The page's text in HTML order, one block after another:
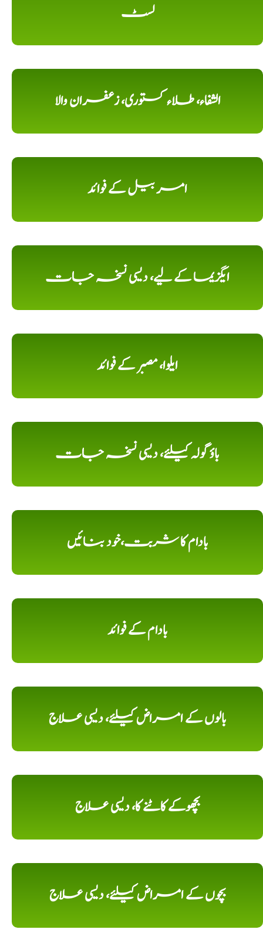
لسٹ
الشفاء، طلاء کستوری، زعفران والا
امر بیل کے فوائد
ایگزیما کے لیے، دیسی نسخہ جات
ایلوا، مصبر کے فوائد
باؤ گولہ کیلئے، دیسی نسخہ جات
بادام کا شربت،خود بنائیں
بادام کے فوائد
بالوں کے امراض کیلئے، دیسی علاج
بچھوکے کاٹنے کا، دیسی علاج
بچوں کے امراض کیلئے، دیسی علاج